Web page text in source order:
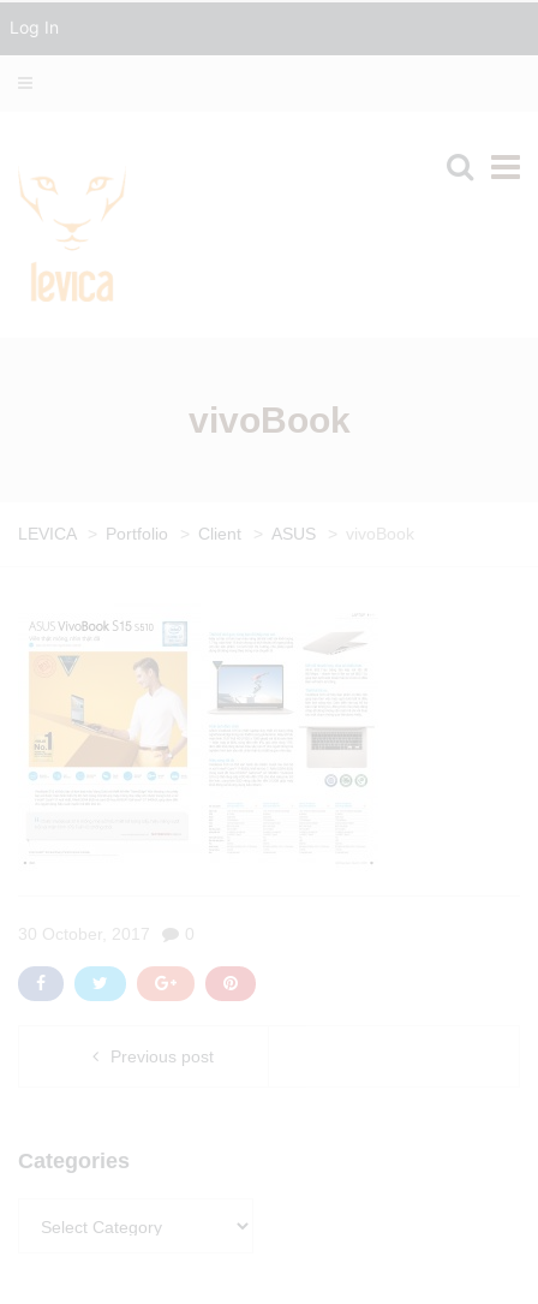
vivoBook
LEVICA > Portfolio > Client > ASUS > vivoBook
30 October, 2017 0
Previous post
Categories
Log In